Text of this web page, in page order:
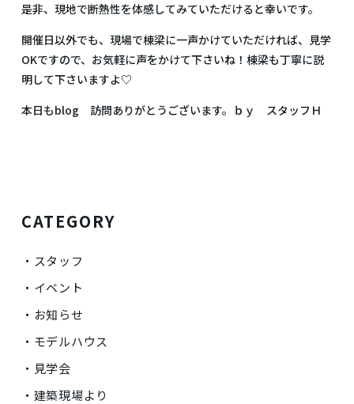
是非、現地で断熱性を体感してみていただけると幸いです。
開催日以外でも、現場で棟梁に一声かけていただければ、見学
OKですので、お気軽に声をかけて下さいね！棟梁も丁寧に説
明して下さいますよ♡
本日もblog 訪問ありがとうございます。ｂｙ スタッフＨ
CATEGORY
スタッフ
イベント
お知らせ
モデルハウス
見学会
建築現場より